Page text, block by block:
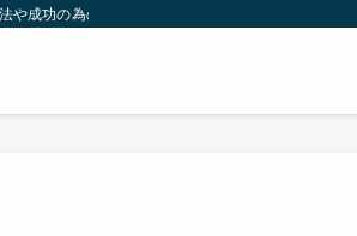
成功の為の秘訣等。太ったり悩んでいる方々が